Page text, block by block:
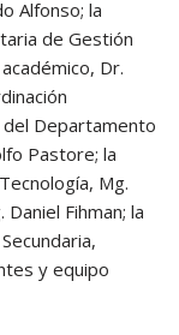
Alfonso; la
de Gestión
Dr.
del Departamento
Pastore; la
Mg.
Fihman; la
y equipo